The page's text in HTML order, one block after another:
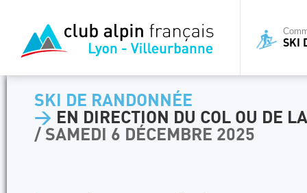
SKI
SKI DE RANDONNÉE
> EN DIRECTION DU COL OU DE
/ SAMEDI 6 DÉCEMBRE 2025